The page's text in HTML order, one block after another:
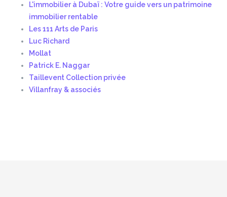
L'immobilier à Dubaï : Votre guide vers un patrimoine
immobilier rentable
Les 111 Arts de Paris
Luc Richard
Mollat
Patrick E. Naggar
Taillevent Collection privée
Villanfray & associés